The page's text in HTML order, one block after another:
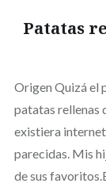
Patatas
Origen Quizá el
patatas rellenas
existiera
parecidas. Mis
de sus